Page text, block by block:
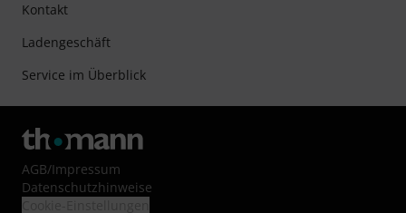
Kontakt
Ladengeschäft
Service im Überblick
AGB/Impressum
Datenschutzhinweise